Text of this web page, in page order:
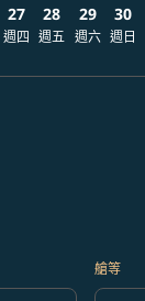
27
週四
28
週五
29
週六
30
週日
艙等